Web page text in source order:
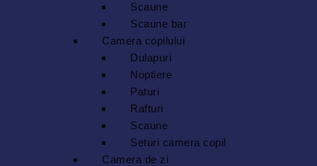
Scaune
Scaune bar
Camera copilului
Dulapuri
Noptiere
Paturi
Rafturi
Scaune
Seturi camera copil
Camera de zi